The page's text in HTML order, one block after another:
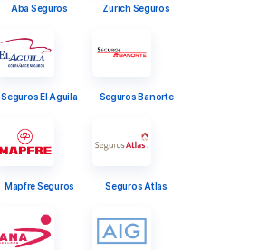
Aba Seguros Zurich Seguros
Seguros El Aguila Seguros Banorte
Mapfre Seguros Seguros Atlas